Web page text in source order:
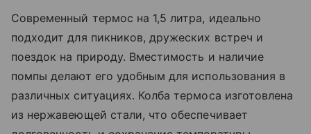
Современный термос на 1,5 литра, идеально
подходит для пикников, дружеских встреч и
поездок на природу. Вместимость и наличие
помпы делают его удобным для использования в
различных ситуациях. Колба термоса изготовлена
из нержавеющей стали, что обеспечивает